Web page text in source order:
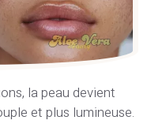
la peau devient
et plus lumineuse.